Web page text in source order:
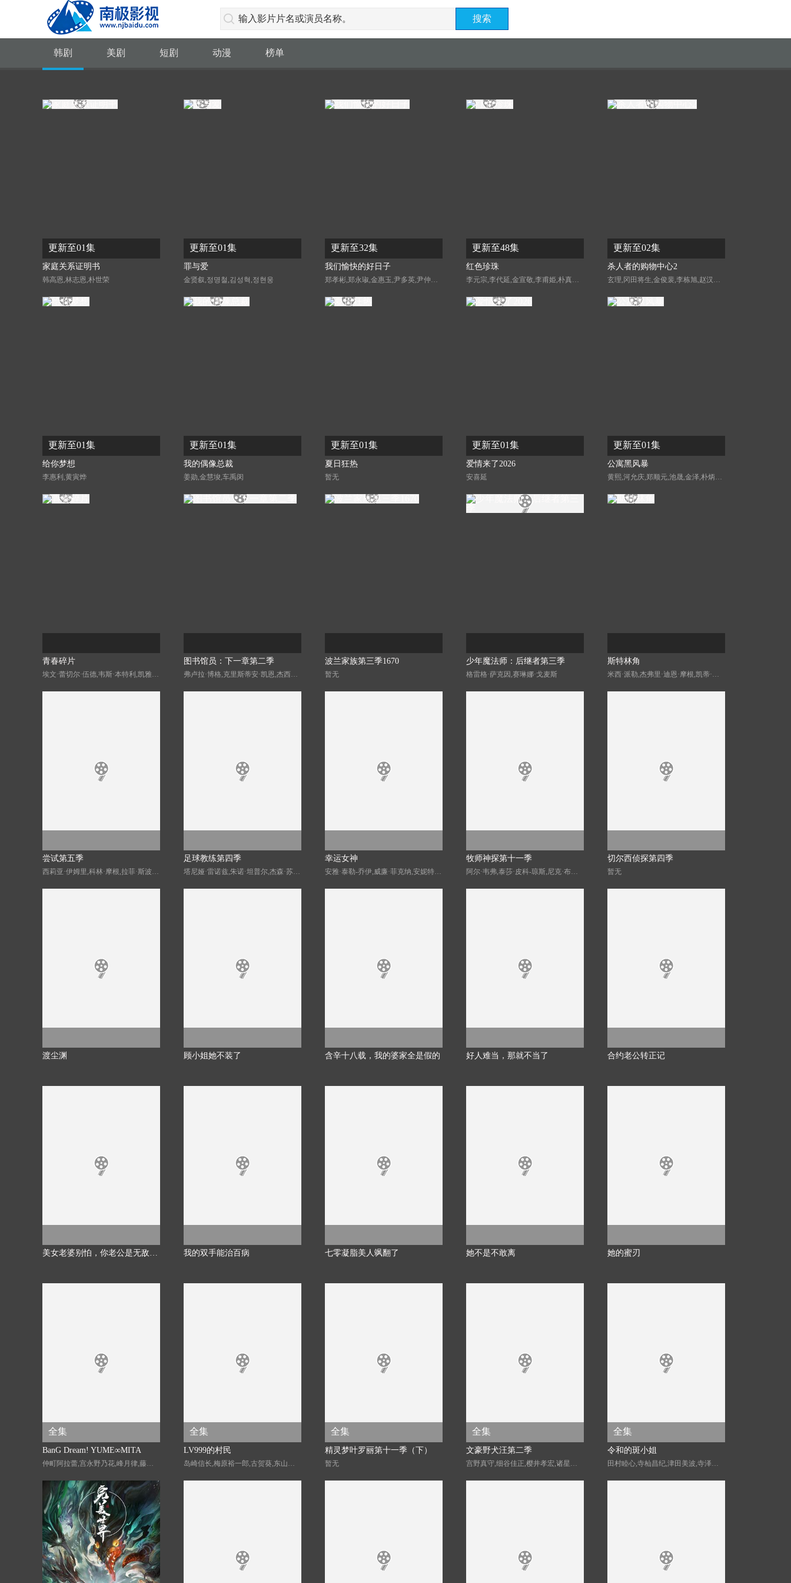
韩剧 美剧 短剧 动漫 榜单
更新至01集
家庭关系证明书
韩高恩,林志恩,朴世荣
更新至01集
罪与爱
金贤叙,정명철,김성혁,정현웅
更新至32集
我们愉快的好日子
郑孝彬,郑永琡,金惠玉,尹多英,尹仲勋,文喜京,严贤京,鲜于在德,尹多勋,申正允,李商淑,李家豪
更新至48集
红色珍珠
李元宗,李代延,金宣敬,李甫姫,朴真熙,韩振熙,李应敬,이정용,채빈
更新至02集
杀人者的购物中心2
玄理,冈田将生,金俊裴,李栋旭,赵汉善,朴智彬,金旻,徐现宇,金慧埈,郑允荷,金海娜,李泰英
更新至01集
给你梦想
李惠利,黄寅烨
更新至01集
我的偶像总裁
姜勋,金慧埈,车禹闵
更新至01集
夏日狂热
暂无
更新至01集
爱情来了2026
安喜延
更新至01集
公寓黑风暴
黄熙,河允庆,郑顺元,池晟,金泽,朴炳垠,文素利
青春碎片
埃文·蕾切尔·伍德,韦斯·本特利,凯雅·基伯,克里斯·康纳,伊格比·里格尼,Jordan·Roth,Sierra·Stoliar,Bella·Valdes,Constantine·Malahias,Cortés·Alexander,Aidan·Skye·Jameson
图书馆员：下一章第二季
弗卢拉·博格,克里斯蒂安·凯恩,杰西卡·格林,林蒂·布丝,多米尼克·莫纳汉,布鲁·罗宾森,乔什·盖茨,奥利维亚·莫里斯,卡勒姆·麦高恩,Jeremy·Swift
波兰家族第三季1670
暂无
少年魔法师：后继者第三季
格雷格·萨克因,赛琳娜·戈麦斯
斯特林角
米西·派勒,杰弗里·迪恩·摩根,凯蒂·道格拉斯,艾拉·鲁宾,艾米丽·霍菲尔,博·布拉加森,卢克·艾沃雷多,Mabel·Strachan,Nikko·Angelo·Hinayo,Christopher·Omari
尝试第五季
西莉亚·伊姆里,科林·摩根,拉菲·斯波,夏洛特·莱利,珊·布鲁克,达伦·博伊德,莉·布拉泽海德,埃丝特·史密斯,吉米索拉·艾库美罗,丹妮尔·维塔利斯,斯嘉丽·雷纳,库珀·特纳
足球教练第四季
塔尼娅·雷诺兹,朱诺·坦普尔,杰森·苏戴奇斯,克莱尔·阿什顿,杰里米·斯威夫特,费伊·马赛,汉娜·沃丁厄姆,艾比·赫恩,布兰登·亨特,索菲·西蒙特,格兰特·菲利,米歇尔·戴维森,裘德·马克,布雷特·戈德斯坦
幸运女神
安雅·泰勒-乔伊,威廉·菲克纳,安妮特·贝宁,小克利夫顿·克林斯,埃里克·兰格,德鲁·斯塔基,克雷格·韦茨巴赫尔,莫·麦克雷,马修·劳奇,迪恩·S·贾格尔,蒂莫西,尤金·金,安洁纽·艾莉丝-泰勒,米西·克莱尔·法尔科内,Mika·McCalla,Ariel·Flores,Antal·Kalik
牧师神探第十一季
阿尔·韦弗,泰莎·皮科-琼斯,尼克·布莱波尔,布莱德利·豪尔,奥利弗·迪姆斯戴尔,凯西·艾因斯沃斯,梅丽莎·约翰斯,里希·奈尔,罗布森·格林
切尔西侦探第四季
暂无
渡尘渊 顾小姐她不装了 含辛十八载，我的婆家全是假的 好人难当，那就不当了 合约老公转正记
美女老婆别怕，你老公是无敌天师 我的双手能治百病 七零凝脂美人飒翻了 她不是不敢离 她的蜜刃
全集
BanG Dream! YUME∞MITA
仲町阿拉蕾,宫永野乃花,峰月律,藤都子,千石由乃
全集
LV999的村民
岛崎信长,梅原裕一郎,古贺葵,东山奈央,Lynn,石见舞菜香,猪股慧士
全集
精灵梦叶罗丽第十一季（下）
暂无
全集
文豪野犬汪第二季
宫野真守,细谷佳正,樱井孝宏,诸星堇,石田彰,子安武人,森川智之,福山润,梶裕贵,花泽香菜,大塚明夫,小野贤章,植田佳奈,小市真琴,谷山纪章,草尾毅,阿座上洋平,千叶翔也,林勇,上村祐翔
全集
令和的斑小姐
田村睦心,寺杣昌纪,津田美波,寺泽百花